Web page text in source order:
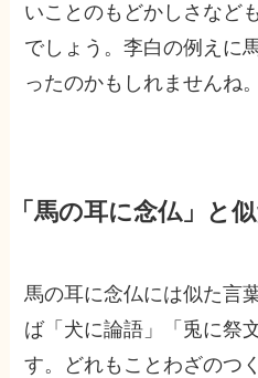
いことのもどかしさなど
でしょう。李白の例えに
ったのかもしれませんね。
「馬の耳に念仏」と
馬の耳に念仏には似た言
ば「犬に論語」「兎に祭
す。どれもことわざのつ